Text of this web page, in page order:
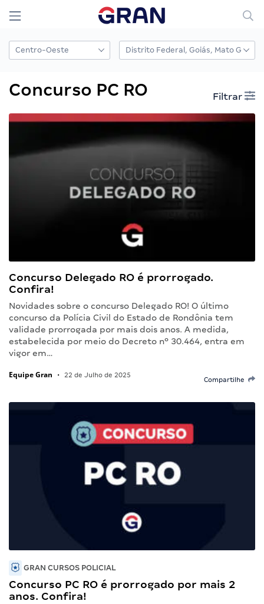
Concurso PC RO Filtrar
Concurso Delegado RO é prorrogado.
Confira!
Novidades sobre o concurso Delegado RO! O último
concurso da Polícia Civil do Estado de Rondônia tem
validade prorrogada por mais dois anos. A medida,
estabelecida por meio do Decreto nº 30.464, entra em
vigor em…
Equipe Gran • 22 de Julho de 2025
Compartilhe
GRAN CURSOS POLICIAL
Concurso PC RO é prorrogado por mais 2
anos. Confira!